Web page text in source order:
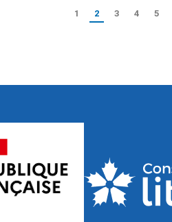
1 2 3 4 5